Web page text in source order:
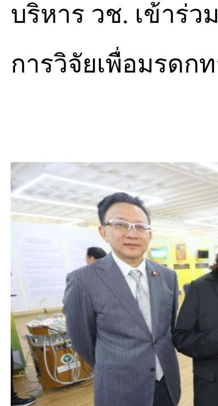
บริหาร วช. เข้าร่
การวิจัยเพื่อมรดก